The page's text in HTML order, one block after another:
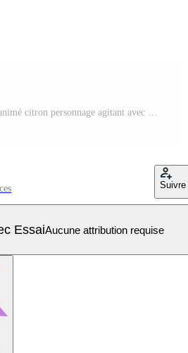
content et amical dessin animé citron personnage agitant avec une de bonne humeur expression Vecteur Pro
Suivre
EssaiAucune attribution requise